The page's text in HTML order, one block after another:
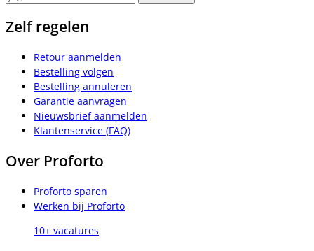
Zelf regelen
Retour aanmelden
Bestelling volgen
Bestelling annuleren
Garantie aanvragen
Nieuwsbrief aanmelden
Klantenservice (FAQ)
Over Proforto
Proforto sparen
Werken bij Proforto
10+ vacatures